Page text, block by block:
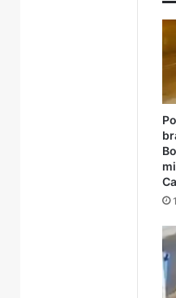
7 de
Desvio
entre
é